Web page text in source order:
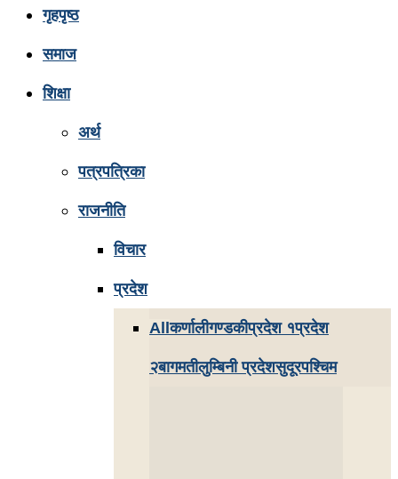
गृहपृष्ठ
समाज
शिक्षा
अर्थ
पत्रपत्रिका
राजनीति
विचार
प्रदेश
Allकर्णालीगण्डकीप्रदेश १प्रदेश
२बागमतीलुम्बिनी प्रदेशसुदूरपश्चिम